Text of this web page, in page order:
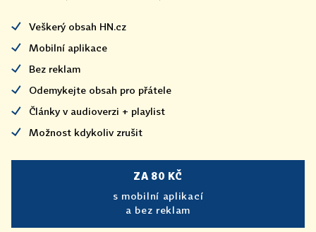
Veškerý obsah HN.cz
Mobilní aplikace
Bez reklam
Odemykejte obsah pro přátele
Články v audioverzi + playlist
Možnost kdykoliv zrušit
ZA 80 KČ
s mobilní aplikací
a bez reklam